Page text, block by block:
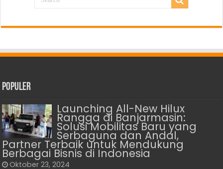
Populer
Launching All-New Hilux
Rangga di Banjarmasin:
Solusi Mobilitas Baru yang
Serbaguna dan Andal,
Partner Terbaik untuk Mendukung
Berbagai Bisnis di Indonesia
Oktober 23, 2024